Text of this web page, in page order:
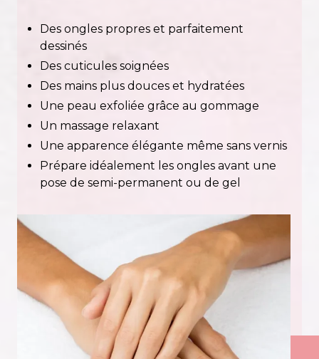
Des ongles propres et parfaitement
dessinés
Des cuticules soignées
Des mains plus douces et hydratées
Une peau exfoliée grâce au gommage
Un massage relaxant
Une apparence élégante même sans vernis
Prépare idéalement les ongles avant une
pose de semi-permanent ou de gel